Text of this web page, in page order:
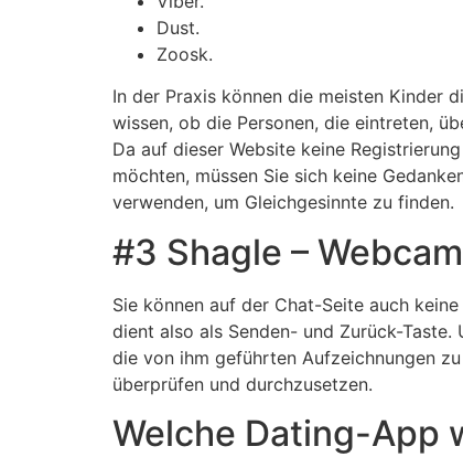
Dust.
Zoosk.
In der Praxis können die meisten Kinder
wissen, ob die Personen, die eintreten,
Da auf dieser Website keine
möchten, müssen Sie sich keine
verwenden, um Gleichgesinnte zu finden.
#3 Shagle –
Sie können auf der Chat-Seite auch
dient also als Senden- und Zurück-
die von ihm geführten Aufzeichnungen
überprüfen und durchzusetzen.
Welche Dating-App